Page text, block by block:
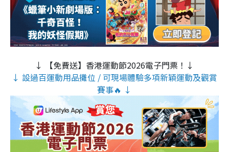
↓ 【免費送】香港運動節2026電子門票！↓
↓ 設過百運動用品攤位 / 可現場體驗多項新穎運動及觀賞
賽事🔥 ↓